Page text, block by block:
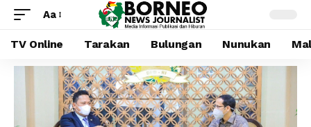
Aa
TV Online Tarakan Bulungan Nunukan